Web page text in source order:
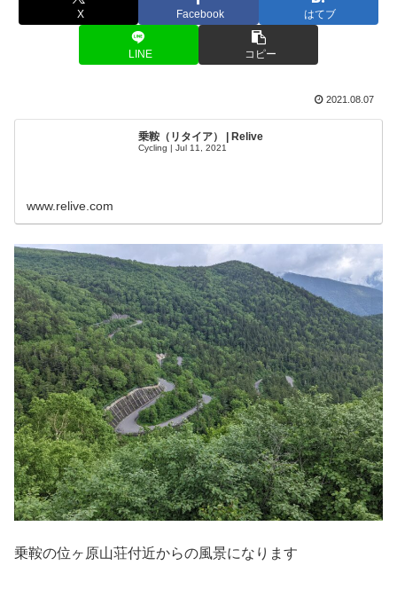
X Facebook はてブ
LINE コピー
2021.08.07
乗鞍（リタイア） | Relive
Cycling | Jul 11, 2021
www.relive.com
乗鞍の位ヶ原山荘付近からの風景になります